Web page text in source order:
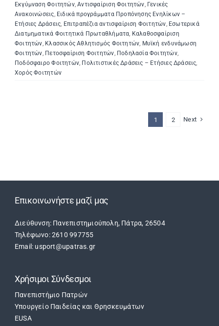
Εκγύμναση Φοιτητών,Αντισφαίριση Φοιτητών, Γενικές
Ανακοινώσεις, Ειδικά προγράμματα Προπόνησης Ενηλίκων –
Ετήσιες Δράσεις, Επιτραπέζια αντισφαίριση Φοιτητών, Εσωτερικά
Διατμηματικά Φοιτητικά Πρωταθλήματα, Καλαθοσφαίριση
Φοιτητών, Κλασσικός Αθλητισμός Φοιτητών, Μυϊκή ενδυνάμωση
Φοιτητών, Πετοσφαίριση Φοιτητών, Ποδηλασία Φοιτητών,
Ποδόσφαιρο Φοιτητών, Πολιτιστικές Δράσεις – Ετήσιες Δράσεις,
Χορός Φοιτητών
1 2 Next
Επικοινωνήστε μαζί μας
Διεύθυνση: Πανεπιστημιούπολη, Πάτρα, 26504
Τηλέφωνο: 2610 997755
Email: usport@upatras.gr
Χρήσιμοι Σύνδεσμοι
Πανεπιστήμιο Πατρών
Υπουργείο Παιδείας και Θρησκευμάτων
EUSA